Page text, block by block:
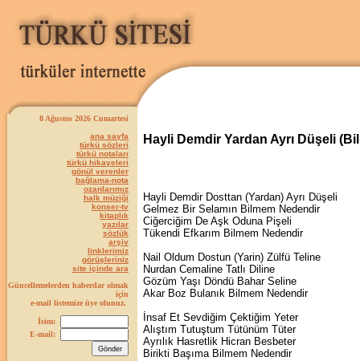
8 Ağustos 2026 Cumartesi
ana sayfa
türkü sözleri
türkü notaları
türkü hikayeleri
gönül verenler
bağlama-nota
ozanlarımız
halk müziği
konser-tv
kitaplık
yazılar
sözlük
arşiv
linklerimiz
görüşleriniz
site içinde ara
Güncellemelerden haberdar olmak
için
e-mail listemize üye olunuz.
İsim:
E-mail:
Hayli Demdir Yardan Ayrı Düşeli
Hayli Demdir Dosttan (Yardan) Ayrı Düşeli
Gelmez Bir Selamın Bilmem Nedendir
Ciğerciğim De Aşk Oduna Pişeli
Tükendi Efkarım Bilmem Nedendir
Nail Oldum Dostun (Yarin) Zülfü Teline
Nurdan Cemaline Tatlı Diline
Gözüm Yaşı Döndü Bahar Seline
Akar Boz Bulanık Bilmem Nedendir
İnsaf Et Sevdiğim Çektiğim Yeter
Alıştım Tutuştum Tütünüm Tüter
Ayrılık Hasretlik Hicran Besbeter
Birikti Başıma Bilmem Nedendir